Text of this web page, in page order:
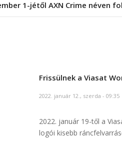
1-jétől AXN Crime néven
Frissülnek a Viasat
2022. január 12., szerda - 09:35
2022. január 19-től a
logói kisebb